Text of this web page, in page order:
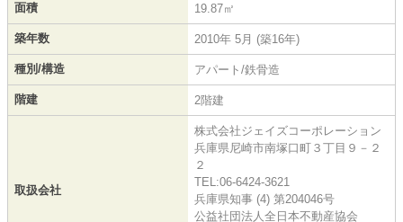
面積 19.87㎡
築年数 2010年 5月 (築16年)
種別/構造 アパート/鉄骨造
階建 2階建
取扱会社
株式会社ジェイズコーポレーション
兵庫県尼崎市南塚口町３丁目９－２
２
TEL:06-6424-3621
兵庫県知事 (4) 第204046号
公益社団法人全日本不動産協会